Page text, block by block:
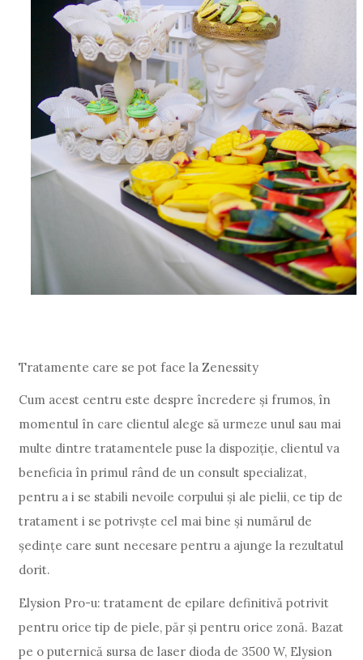
Tratamente care se pot face la Zenessity
Cum acest centru este despre încredere și frumos, în
momentul în care clientul alege să urmeze unul sau mai
multe dintre tratamentele puse la dispoziție, clientul va
beneficia în primul rând de un consult specializat,
pentru a i se stabili nevoile corpului și ale pielii, ce tip de
tratament i se potrivște cel mai bine și numărul de
ședințe care sunt necesare pentru a ajunge la rezultatul
dorit.
Elysion Pro-u: tratament de epilare definitivă potrivit
pentru orice tip de piele, păr și pentru orice zonă. Bazat
pe o puternică sursa de laser dioda de 3500 W, Elysion